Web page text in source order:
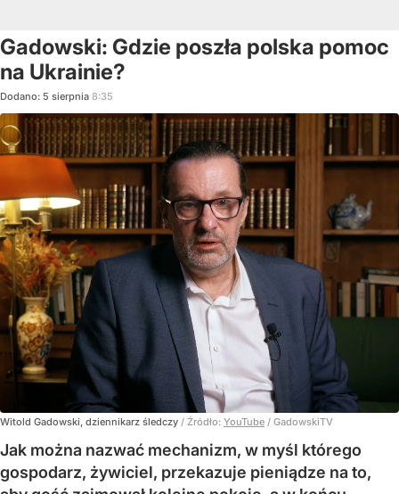
Gadowski: Gdzie poszła polska pomoc
na Ukrainie?
Dodano: 5 sierpnia 8:35
Witold Gadowski, dziennikarz śledczy / Źródło: YouTube / GadowskiTV
Jak można nazwać mechanizm, w myśl którego
gospodarz, żywiciel, przekazuje pieniądze na to,